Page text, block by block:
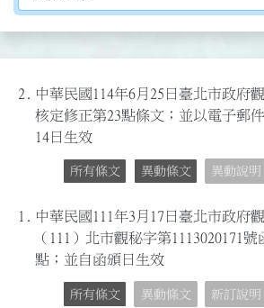
2.
中華民國114年6月25日臺北市政府
核定修正第23點條文；並以電子郵
14日生效
所有條文 異動條文 異動說明
1. 中華民國111年3月17日臺北市政府
（111）北市觀秘字第1113020171號
點；並自函頒日生效
所有條文 異動條文 新訂說明